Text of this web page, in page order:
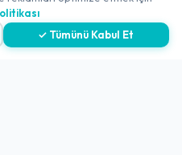
✓ Tümünü Kabul Et